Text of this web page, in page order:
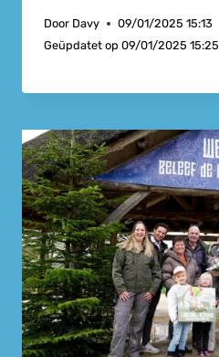
Door Davy
09/01/2025 15:13
Geüpdatet op 09/01/2025 15:25